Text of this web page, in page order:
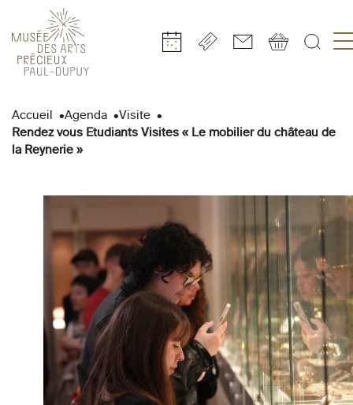
Gestion de vos préférences sur les cookies
au
contenu
principal
la
pied
plan
Accueil Agenda
Visite
Rendez vous Etudiants Visites « Le mobilier du château de
la Reynerie »